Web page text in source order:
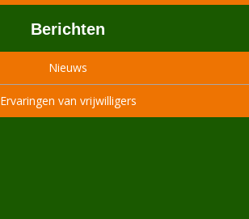
Berichten
Nieuws
Ervaringen van vrijwilligers